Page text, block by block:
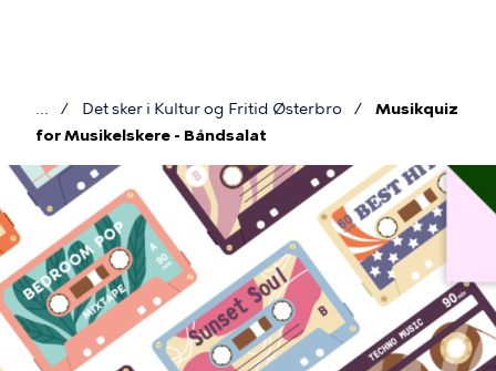
Brødkrumme
Det sker i Kultur og Fritid Østerbro
Musikquiz
for Musikelskere - Båndsalat
Billede